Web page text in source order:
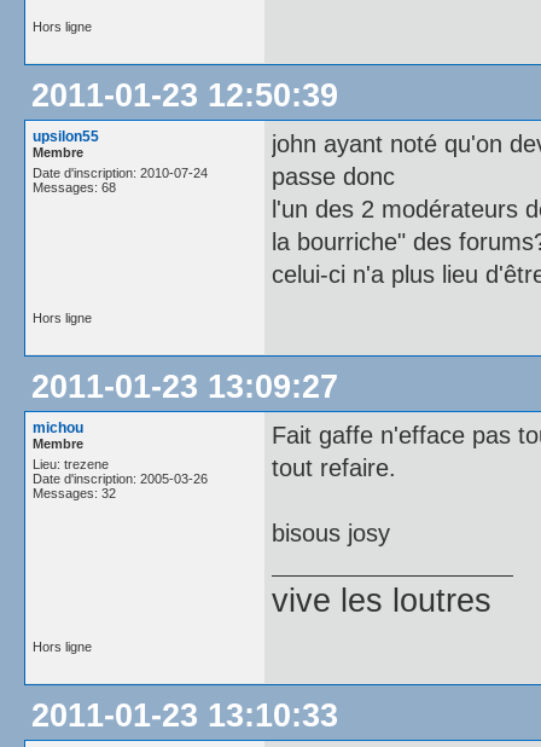
Hors ligne
2011-01-23 12:50:39
upsilon55
Membre
Date d'inscription: 2010-07-24
Messages: 68
john ayant noté qu'on
passe donc
l'un des 2 modérateurs
la bourriche" des
celui-ci n'a plus lieu
Hors ligne
2011-01-23 13:09:27
michou
Membre
Lieu: trezene
Date d'inscription: 2005-03-26
Messages: 32
Fait gaffe n'efface pas
tout refaire.
bisous josy
vive les loutres
Hors ligne
2011-01-23 13:10:33